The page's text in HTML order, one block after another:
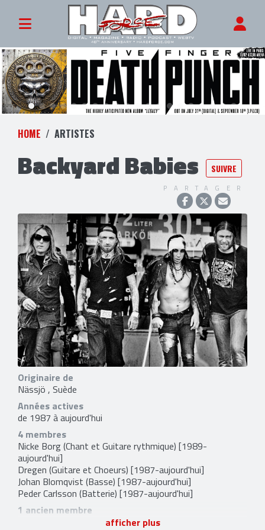
HOME ARTISTES
Backyard Babies SUIVRE
PARTAGER
Originaire de
Nässjö , Suède
Années actives
de 1987 à aujourd'hui
4 membres
Nicke Borg(Chant et Guitare rythmique) [1989-
aujourd'hui]
Dregen (Guitare et Choeurs) [1987-aujourd'hui]
Johan Blomqvist (Basse) [1987-aujourd'hui]
Peder Carlsson (Batterie) [1987-aujourd'hui]
1 ancien membre
(Chant et Basse) [1987-1989]
afficher plus